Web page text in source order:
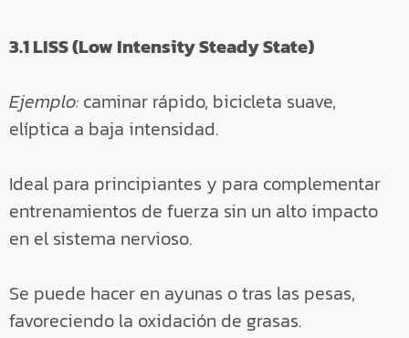
3.1 LISS (Low Intensity Steady State)
Ejemplo: caminar rápido, bicicleta suave,
elíptica a baja intensidad.
Ideal para principiantes y para complementar
entrenamientos de fuerza sin un alto impacto
en el sistema nervioso.
Se puede hacer en ayunas o tras las pesas,
favoreciendo la oxidación de grasas.